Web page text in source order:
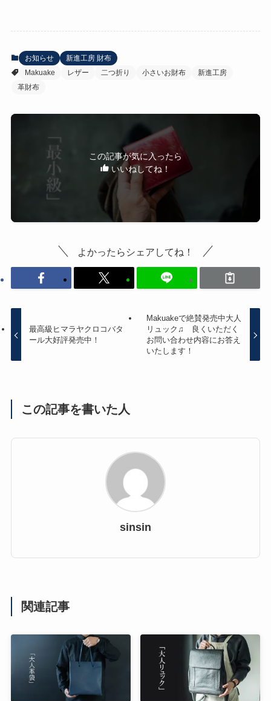
お知らせ
新進工房 財布
Makuake
レザー 二つ折り 小さいお財布
新進工房
革財布
この記事が気に入ったら
いいねしてね！
よかったらシェアしてね！
最高級ヒマラヤクロコバタ
ール大好評発売中！
Makuakeで絶賛発売中大人
リュック♫ 良くいただく
お問い合わせ内容にお答え
いたします！
この記事を書いた人
sinsin
関連記事